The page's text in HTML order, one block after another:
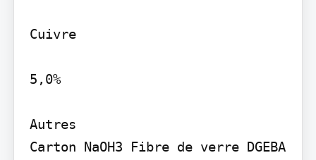
Cuivre
5,0%
Autres
Carton NaOH3 Fibre de verre DGEBA